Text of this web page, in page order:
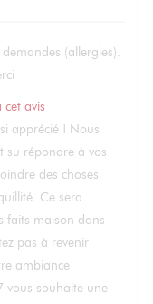
(allergies).
avis
apprécié ! Nous
su répondre à vos
des choses
Ce sera
faits maison dans
pas à revenir
ambiance
vous souhaite une